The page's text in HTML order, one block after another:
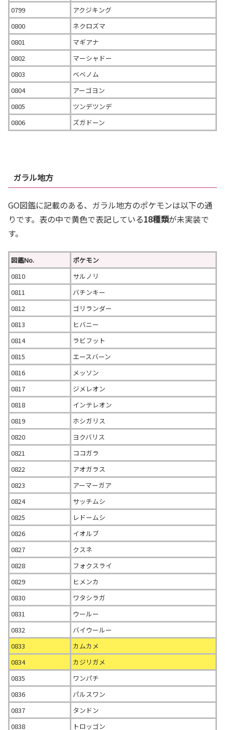
0799
アクジキング
0800
ネクロズマ
0801
マギアナ
0802
マーシャドー
0803
ベベノム
0804
アーゴヨン
0805
ツンデツンデ
0806
ズガドーン
ガラル地方
GO図鑑に記載のある、ガラル地方のポケモンは以下の通
りです。表の中で黄色で表記している18種類が未実装で
す。
図鑑No.
ポケモン
0810
サルノリ
0811
バチンキー
0812
ゴリランダー
0813
ヒバニー
0814
ラビフット
0815
エースバーン
0816
メッソン
0817
ジメレオン
0818
インテレオン
0819
ホシガリス
0820
ヨクバリス
0821
ココガラ
0822
アオガラス
0823
アーマーガア
0824
サッチムシ
0825
レドームシ
0826
イオルブ
0827
クスネ
0828
フォクスライ
0829
ヒメンカ
0830
ワタシラガ
0831
ウールー
0832
バイウールー
0833
カムカメ
0834
カジリガメ
0835
ワンパチ
0836
パルスワン
0837
タンドン
0838
トロッゴン